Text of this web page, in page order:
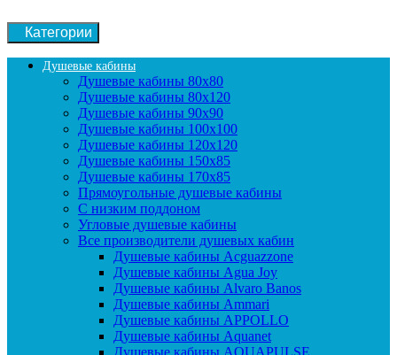
Категории
Душевые кабины
Душевые кабины 80x80
Душевые кабины 80x120
Душевые кабины 90х90
Душевые кабины 100x100
Душевые кабины 120x120
Душевые кабины 150x85
Душевые кабины 170x85
Прямоугольные душевые кабины
С низким поддоном
Угловые душевые кабины
Все производители душевых кабин
Душевые кабины Acguazzone
Душевые кабины Agua Joy
Душевые кабины Alvaro Banos
Душевые кабины Ammari
Душевые кабины APPOLLO
Душевые кабины Aquanet
Душевые кабины AQUAPULSE